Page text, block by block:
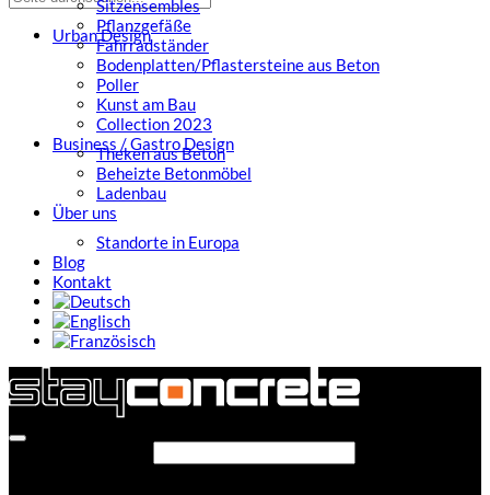
Urban Design
Sitzensembles
Pflanzgefäße
Fahrradständer
Bodenplatten/Pflastersteine aus Beton
Poller
Kunst am Bau
Collection 2023
Business / Gastro Design
Theken aus Beton
Beheizte Betonmöbel
Ladenbau
Über uns
Standorte in Europa
Blog
Kontakt